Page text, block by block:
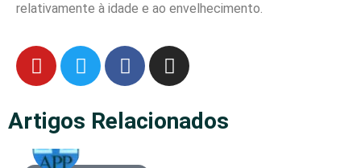
relativamente à idade e ao envelhecimento.
Artigos Relacionados